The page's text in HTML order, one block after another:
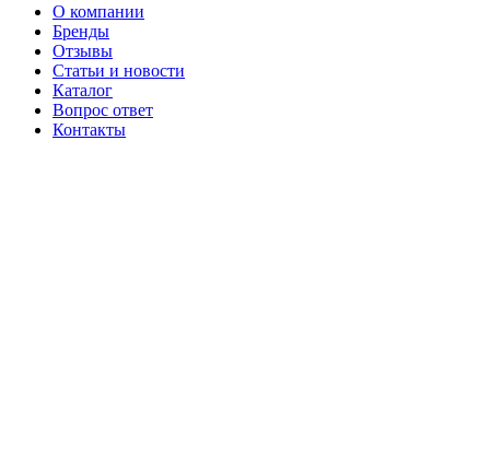
О компании
Бренды
Отзывы
Статьи и новости
Каталог
Вопрос ответ
Контакты